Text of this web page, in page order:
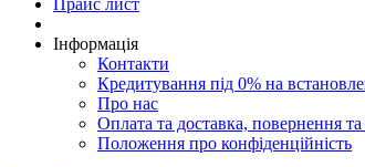
Прайс лист
Інформація
Контакти
Кредитування під 0% на
Про нас
Оплата та доставка, повернення та
Положення про конфіденційність